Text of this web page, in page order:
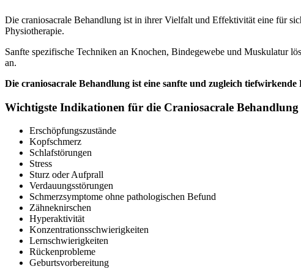
Die craniosacrale Behandlung ist in ihrer Vielfalt und Effektivität eine für
Physiotherapie.
Sanfte spezifische Techniken an Knochen, Bindegewebe und Muskulatur
an.
Die craniosacrale Behandlung ist eine sanfte und zugleich
Wichtigste Indikationen für die Craniosacrale Behandlung
Erschöpfungszustände
Kopfschmerz
Schlafstörungen
Stress
Sturz oder Aufprall
Verdauungsstörungen
Schmerzsymptome ohne pathologischen Befund
Zähneknirschen
Hyperaktivität
Konzentrationsschwierigkeiten
Lernschwierigkeiten
Rückenprobleme
Geburtsvorbereitung